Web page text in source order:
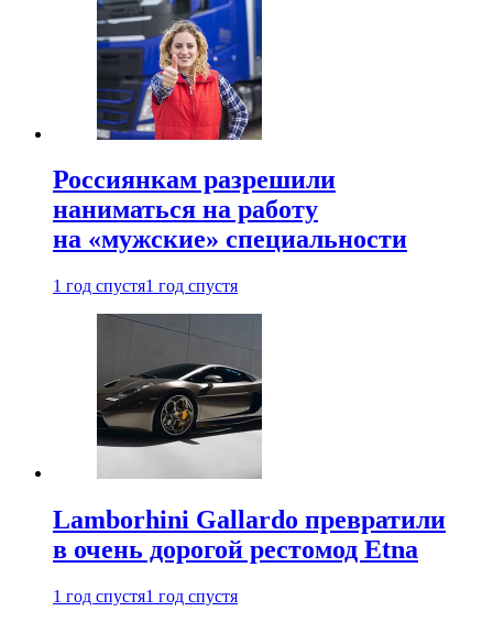
Россиянкам разрешили
наниматься на работу
на «мужские» специальности
1 год спустя1 год спустя
Lamborhini Gallardo превратили
в очень дорогой рестомод Etna
1 год спустя1 год спустя